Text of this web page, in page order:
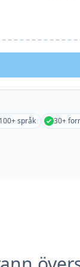
100+ språk 30+